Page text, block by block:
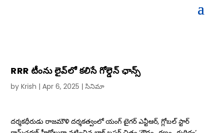
RRR టీంను లైవ్‌లో కలిసే గోల్డెన్ ఛాన్స్
byKrish |Apr 6, 2025 |సినిమా
దర్శకధీరుడు రాజమౌళి దర్శకత్వంలో యంగ్ టైగర్ ఎన్టీఆర్, గ్లోబల్ స్టార్